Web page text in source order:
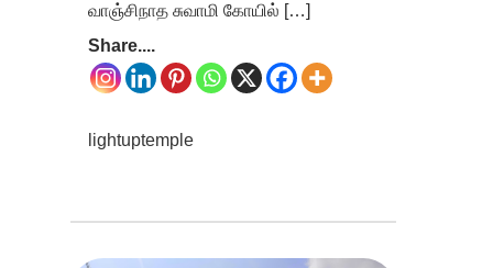
வாஞ்சிநாத சுவாமி கோயில் […]
Share....
lightuptemple